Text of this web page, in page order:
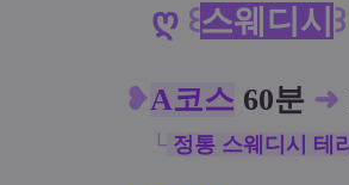
ღ ꒰스웨디시 ꒱
❥A코스 60분 ➜
└정통 스웨디시 테